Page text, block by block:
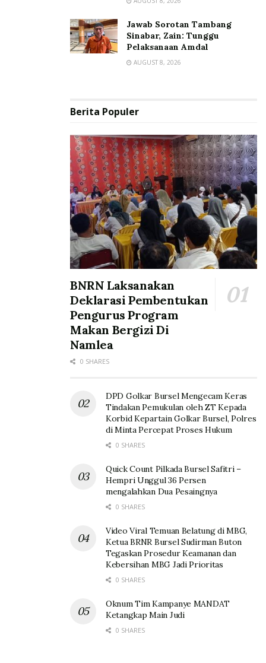
Jawab Sorotan Tambang
Sinabar, Zain: Tunggu
Pelaksanaan Amdal
AUGUST 8, 2026
Berita Populer
BNRN Laksanakan
Deklarasi Pembentukan
Pengurus Program
Makan Bergizi Di
Namlea
0 SHARES
DPD Golkar Bursel Mengecam Keras
Tindakan Pemukulan oleh ZT Kepada
Korbid Kepartain Golkar Bursel, Polres
di Minta Percepat Proses Hukum
0 SHARES
Quick Count Pilkada Bursel Safitri –
Hempri Unggul 36 Persen
mengalahkan Dua Pesaingnya
0 SHARES
Video Viral Temuan Belatung di MBG,
Ketua BRNR Bursel Sudirman Buton
Tegaskan Prosedur Keamanan dan
Kebersihan MBG Jadi Prioritas
0 SHARES
Oknum Tim Kampanye MANDAT
Ketangkap Main Judi
0 SHARES